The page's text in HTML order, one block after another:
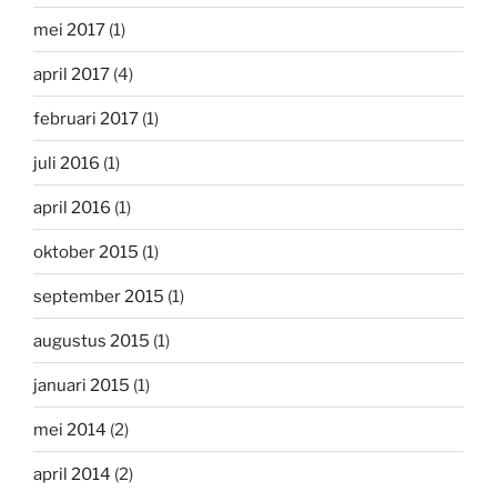
mei 2017 (1)
april 2017 (4)
februari 2017 (1)
juli 2016 (1)
april 2016 (1)
oktober 2015 (1)
september 2015 (1)
augustus 2015 (1)
januari 2015 (1)
mei 2014 (2)
april 2014 (2)